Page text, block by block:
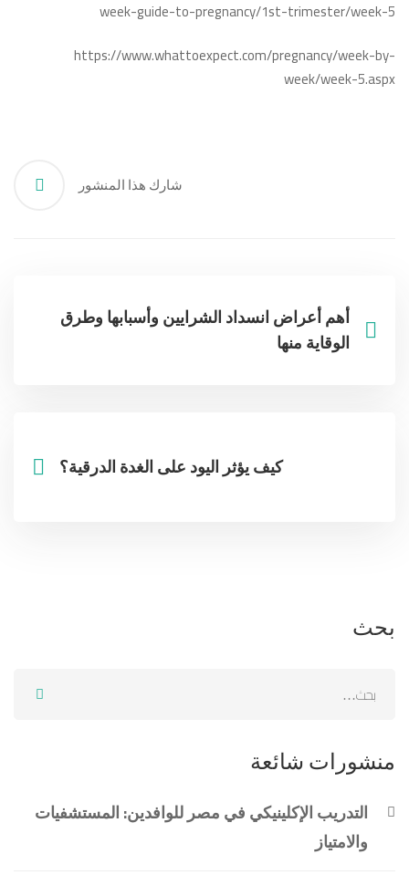
week-guide-to-pregnancy/1st-trimester/week-5
https://www.whattoexpect.com/pregnancy/week-by-
week/week-5.aspx
شارك هذا المنشور
أهم أعراض انسداد الشرايين وأسبابها وطرق
الوقاية منها
كيف يؤثر اليود على الغدة الدرقية؟
بحث
منشورات شائعة
التدريب الإكلينيكي في مصر للوافدين: المستشفيات
والامتياز